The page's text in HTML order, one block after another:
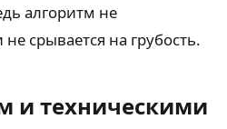
алгоритм не
срывается на грубость.
и техническими